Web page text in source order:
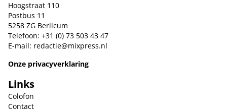
Hoogstraat 110
Postbus 11
5258 ZG Berlicum
Telefoon: +31 (0) 73 503 43 47
E-mail: redactie@mixpress.nl
Onze privacyverklaring
Links
Colofon
Contact